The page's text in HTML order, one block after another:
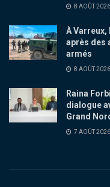
8 AOÛT 2026
À Varreux,
après des
armés
8 AOÛT 2026
Raina
dialogue
Grand
7 AOÛT 2026